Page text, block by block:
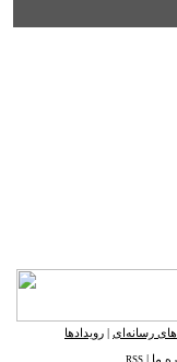
رسانه‌ای رویدادها
ما RSS